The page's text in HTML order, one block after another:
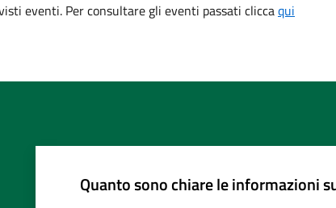
eventi. Per consultare gli eventi passati cliccaqui
Quanto sono chiare le informazioni